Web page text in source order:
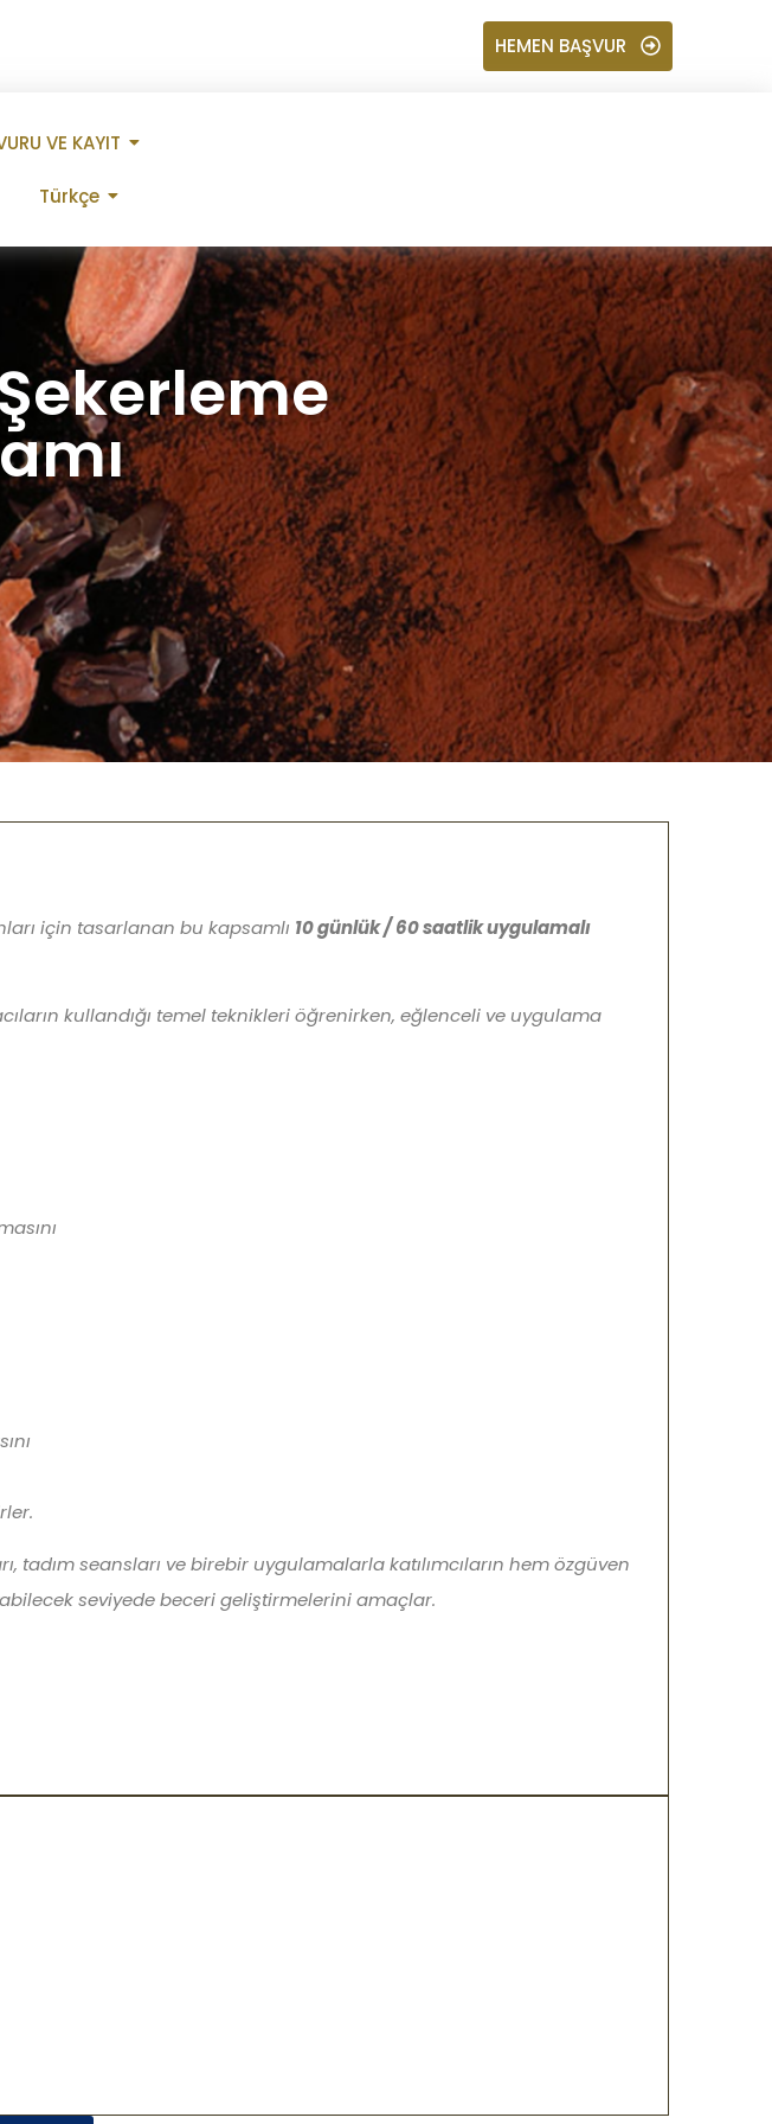
HEMEN BAŞVUR
VE KAYIT
Türkçe
için tasarlanan bu kapsamlı 10 günlük / 60 saatlik uygulamalı
kullandığı temel teknikleri öğrenirken, eğlenceli ve uygulama
seansları ve birebir uygulamalarla katılımcıların hem özgüven
seviyede beceri geliştirmelerini amaçlar.